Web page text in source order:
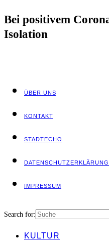
Bei posi­ti­vem
Isolation
ÜBER UNS
KON­TAKT
STADT­ECHO
DATEN­SCHUTZ­ER­KLÄ­RUNG
IMPRES­SUM
Search for:
KUL­TUR